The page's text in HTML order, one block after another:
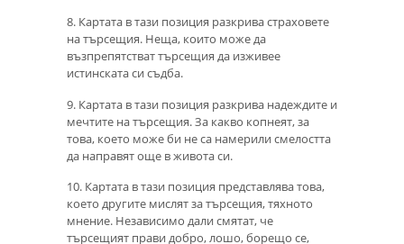
8. Картата в тази позиция разкрива страховете
на търсещия. Неща, които може да
възпрепятстват търсещия да изживее
истинската си съдба.
9. Картата в тази позиция разкрива надеждите и
мечтите на търсещия. За какво копнеят, за
това, което може би не са намерили смелостта
да направят още в живота си.
10. Картата в тази позиция представлява това,
което другите мислят за търсещия, тяхното
мнение. Независимо дали смятат, че
търсещият прави добро, лошо, борещо се,